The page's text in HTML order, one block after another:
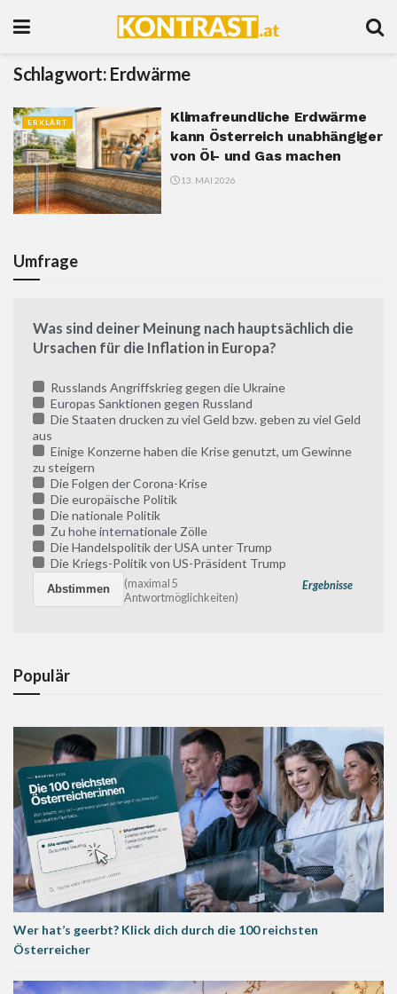
Schlagwort: Erdwärme
ERKLÄRT
Klimafreundliche Erdwärme
kann Österreich unabhängiger
von Öl- und Gas machen
13. MAI 2026
Umfrage
Was sind deiner Meinung nach hauptsächlich die
Ursachen für die Inflation in Europa?
Russlands Angriffskrieg gegen die Ukraine
Europas Sanktionen gegen Russland
Die Staaten drucken zu viel Geld bzw. geben zu viel Geld
aus
Einige Konzerne haben die Krise genutzt, um Gewinne
zu steigern
Die Folgen der Corona-Krise
Die europäische Politik
Die nationale Politik
Zu hohe internationale Zölle
Die Handelspolitik der USA unter Trump
Die Kriegs-Politik von US-Präsident Trump
Ergebnisse
(maximal 5
Antwortmöglichkeiten)
Populär
Wer hat’s geerbt? Klick dich durch die 100 reichsten
Österreicher